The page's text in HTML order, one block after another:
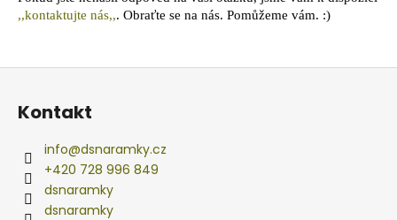
,,kontaktujte nás,,. Obraťte se na nás. Pomůžeme vám. :)
Z
Kontakt
info@dsnaramky.cz
+420 728 996 849
dsnaramky
dsnaramky